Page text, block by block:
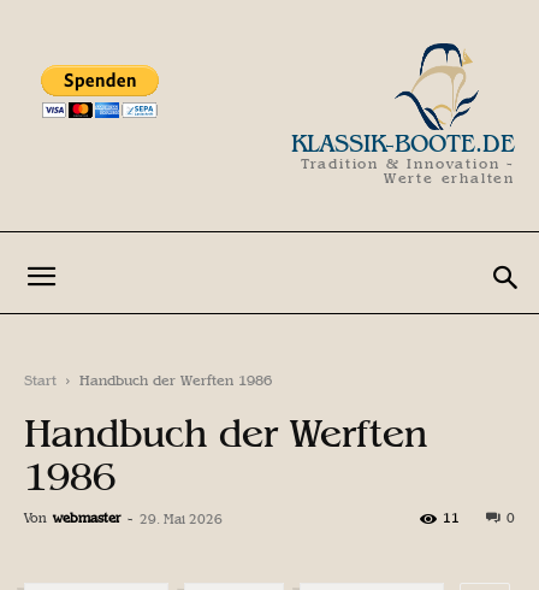
KLASSIK-BOOTE.DE
Tradition & Innovation -
Werte erhalten
Start Handbuch der Werften 1986
Handbuch der Werften
1986
Von webmaster - 29. Mai 2026 0
11